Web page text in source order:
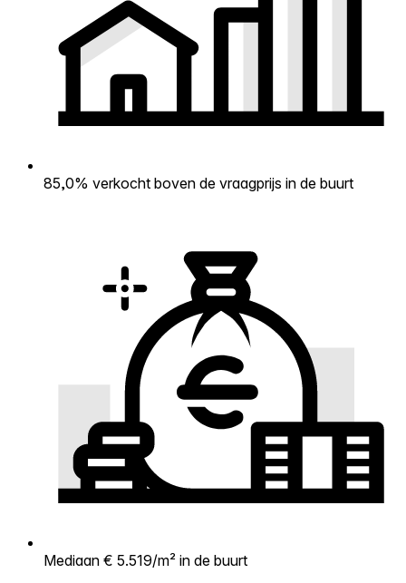
85,0% verkocht boven de vraagprijs in de buurt
Mediaan € 5.519/m² in de buurt